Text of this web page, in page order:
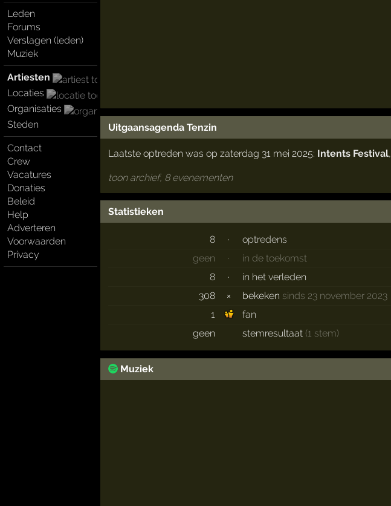
Leden
Forums
Verslagen (leden)
Muziek
Artiesten
Locaties
Organisaties
Steden
Contact
Crew
Vacatures
Donaties
Beleid
Help
Adverteren
Voorwaarden
Privacy
Uitgaansagenda Tenzin
Laatste optreden was op zaterdag 31 mei 2025: Intents Festival,
toon archief, 8 evenementen
Statistieken
8 ·
optredens
geen
·
in de toekomst
8
·
in het verleden
308
× bekeken sinds 23 november 2023
1
fan
geen
stemresultaat (1 stem)
Muziek